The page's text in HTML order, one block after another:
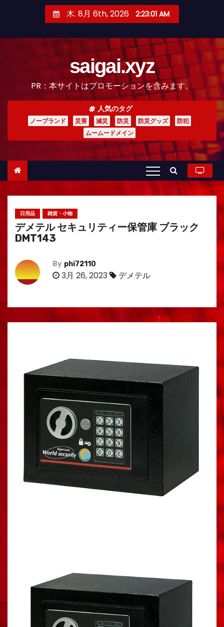
木. 8月 6th, 2026 2:23:03 AM
saigai.xyz
PR：本サイトはプロモーションを含みます。
人気のタグ
ノーブランド 災害 減災 防災 防災グッズ
防犯
ムームードメイン
日用品 雑貨・小物
デメテル セキュリティー保管庫 ブラック
DMT143
By phi72110
3月 26, 2023 デメテル